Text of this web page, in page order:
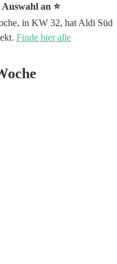
an ⭐️
in KW 32, hat Aldi Süd
Finde hier alle